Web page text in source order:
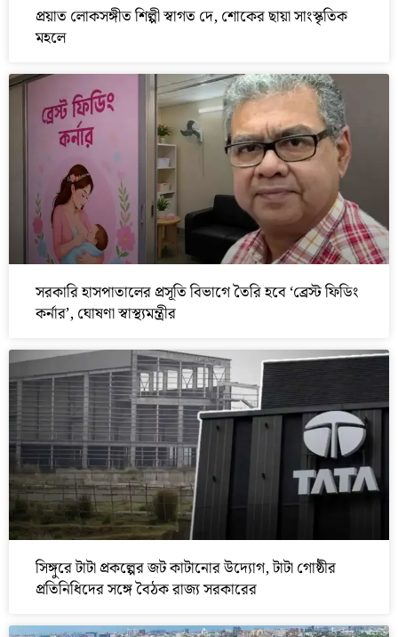
প্রয়াত লোকসঙ্গীত শিল্পী স্বাগত দে, শোকের ছায়া সাংস্কৃতিক
মহলে
সরকারি হাসপাতালের প্রসূতি বিভাগে তৈরি হবে ‘ব্রেস্ট ফিডিং
কর্নার’, ঘোষণা স্বাস্থ্যমন্ত্রীর
সিঙ্গুরে টাটা প্রকল্পের জট কাটানোর উদ্যোগ, টাটা গোষ্ঠীর
প্রতিনিধিদের সঙ্গে বৈঠক রাজ্য সরকারের